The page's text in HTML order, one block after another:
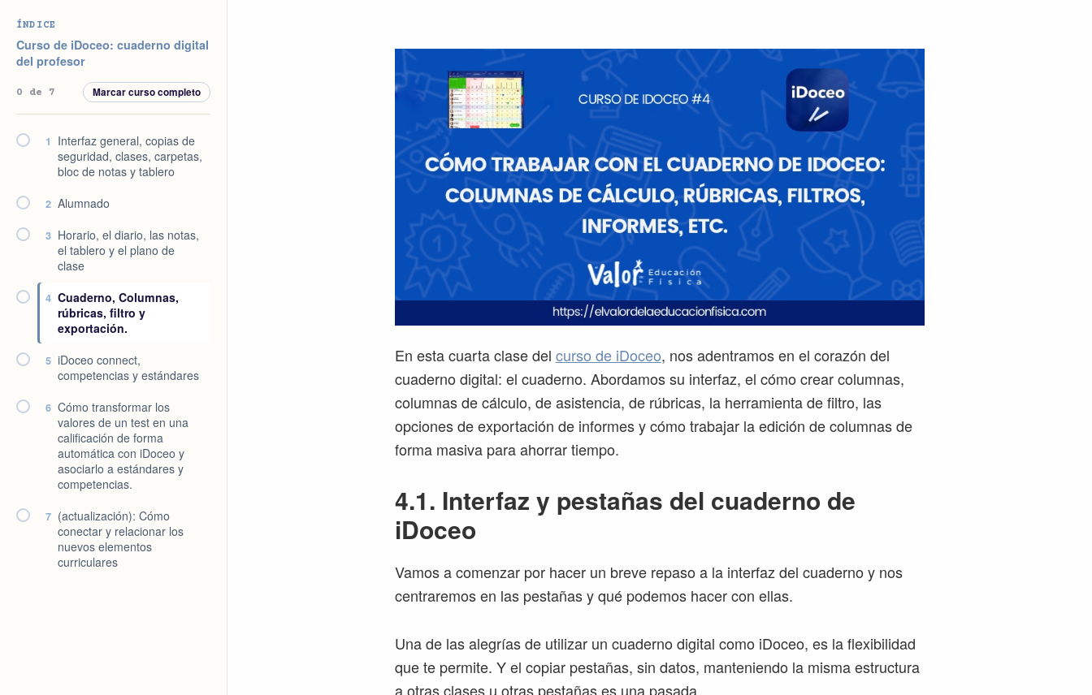
En esta cuarta clase del curso de iDoceo, nos adentramos en el corazón del
cuaderno digital: el cuaderno. Abordamos su interfaz, el cómo crear columnas,
columnas de cálculo, de asistencia, de rúbricas, la herramienta de filtro, las
opciones de exportación de informes y cómo trabajar la edición de columnas de
forma masiva para ahorrar tiempo.
4.1. Interfaz y pestañas del cuaderno de
iDoceo
Vamos a comenzar por hacer un breve repaso a la interfaz del cuaderno y nos
centraremos en las pestañas y qué podemos hacer con ellas.
Una de las alegrías de utilizar un cuaderno digital como iDoceo, es la flexibilidad
que te permite. Y el copiar pestañas, sin datos, manteniendo la misma estructura
a otras clases u otras pestañas es una pasada.
ÍNDICE
Curso de iDoceo: cuaderno digital
del profesor
0 de 7 Marcar curso completo
1
Interfaz general, copias de
seguridad, clases, carpetas,
bloc de notas y tablero
2 Alumnado
3 Horario, el diario, las notas,
el tablero y el plano de
clase
4 Cuaderno, Columnas,
rúbricas, filtro y
exportación.
5 iDoceo connect,
competencias y estándares
6 Cómo transformar los
valores de un test en una
calificación de forma
automática con iDoceo y
asociarlo a estándares y
competencias.
7 (actualización): Cómo
conectar y relacionar los
nuevos elementos
curriculares